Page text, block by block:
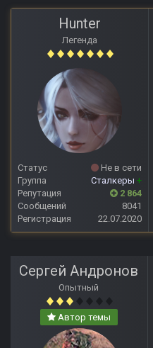
Hunter
Легенда
Статус
Не в сети
Группа
Сталкеры +
Репутация
2 864
Сообщений
8041
Регистрация
22.07.2020
Сергей Андронов
Опытный
Автор темы